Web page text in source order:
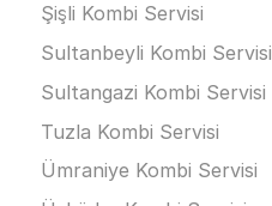
Şişli Kombi Servisi
Sultanbeyli Kombi Servisi
Sultangazi Kombi Servisi
Tuzla Kombi Servisi
Ümraniye Kombi Servisi